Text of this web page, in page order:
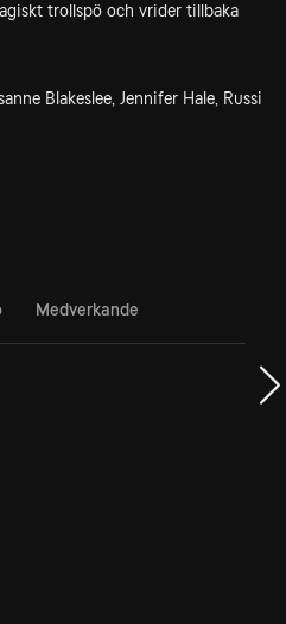
trollspö och vrider tillbaka
Blakeslee, Jennifer Hale, Russi
Medverkande